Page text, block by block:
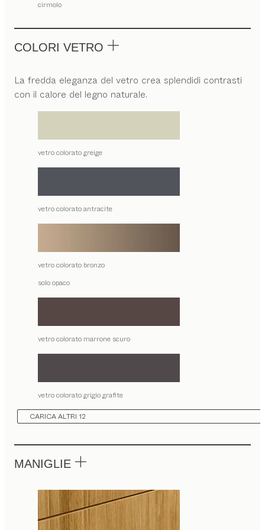
cirmolo
COLORI VETRO
La fredda eleganza del vetro crea splendidi contrasti
con il calore del legno naturale.
vetro colorato greige
vetro colorato antracite
vetro colorato bronzo
solo opaco
vetro colorato marrone scuro
vetro colorato grigio grafite
CARICA ALTRI 12
MANIGLIE